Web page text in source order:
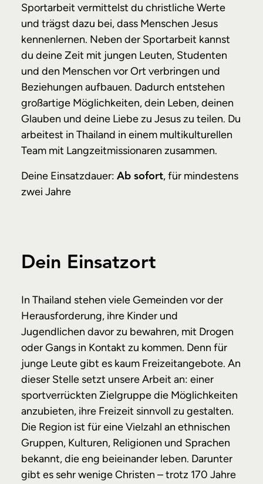
Sportarbeit vermittelst du christliche Werte
und trägst dazu bei, dass Menschen Jesus
kennenlernen. Neben der Sportarbeit kannst
du deine Zeit mit jungen Leuten, Studenten
und den Menschen vor Ort verbringen und
Beziehungen aufbauen. Dadurch entstehen
großartige Möglichkeiten, dein Leben, deinen
Glauben und deine Liebe zu Jesus zu teilen. Du
arbeitest in Thailand in einem multikulturellen
Team mit Langzeitmissionaren zusammen.
Deine Einsatzdauer: Ab sofort, für mindestens
zwei Jahre
Dein Einsatzort
In Thailand stehen viele Gemeinden vor der
Herausforderung, ihre Kinder und
Jugendlichen davor zu bewahren, mit Drogen
oder Gangs in Kontakt zu kommen. Denn für
junge Leute gibt es kaum Freizeitangebote. An
dieser Stelle setzt unsere Arbeit an: einer
sportverrückten Zielgruppe die Möglichkeiten
anzubieten, ihre Freizeit sinnvoll zu gestalten.
Die Region ist für eine Vielzahl an ethnischen
Gruppen, Kulturen, Religionen und Sprachen
bekannt, die eng beieinander leben. Darunter
gibt es sehr wenige Christen – trotz 170 Jahre